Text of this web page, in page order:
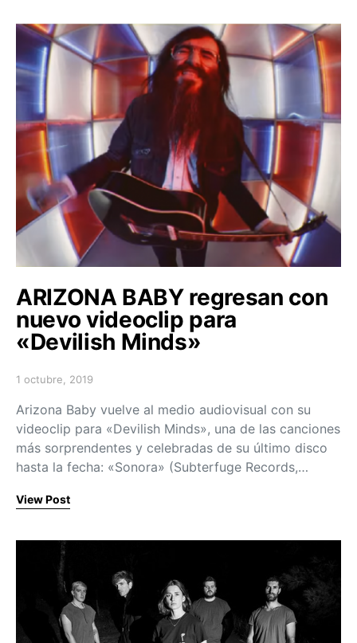
ARIZONA BABY regresan con
nuevo videoclip para
«Devilish Minds»
Posted on
1 octubre, 2019
Arizona Baby vuelve al medio audiovisual con su
videoclip para «Devilish Minds», una de las canciones
más sorprendentes y celebradas de su último disco
hasta la fecha: «Sonora» (Subterfuge Records,…
View Post